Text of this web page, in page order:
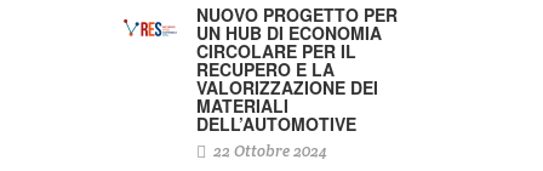
NUOVO PROGETTO PER
UN HUB DI ECONOMIA
CIRCOLARE PER IL
RECUPERO E LA
VALORIZZAZIONE DEI
MATERIALI
DELL’AUTOMOTIVE
22 Ottobre 2024